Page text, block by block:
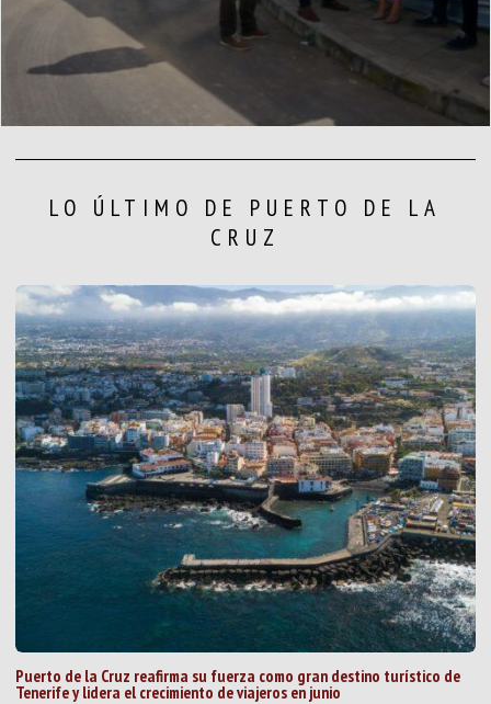
LO ÚLTIMO DE PUERTO DE LA
CRUZ
Puerto de la Cruz reafirma su fuerza como gran destino turístico de
Tenerife y lidera el crecimiento de viajeros en junio